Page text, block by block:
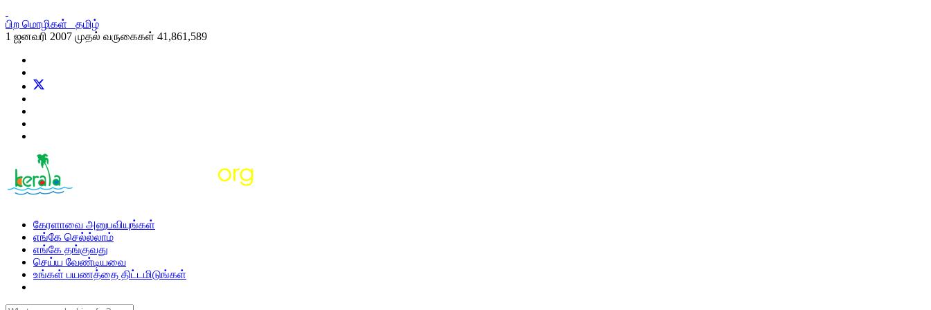
பிற மொழிகள்
தமிழ்
1 ஜனவரி 2007 முதல் வருகைகள் 41,861,589
கேரளாவை அனுபவியுங்கள்
எங்கே செல்ல்லாம்
எங்கே தங்குவது
செய்ய வேண்டியவை
உங்கள் பயணத்தை திட்டமிடுங்கள்